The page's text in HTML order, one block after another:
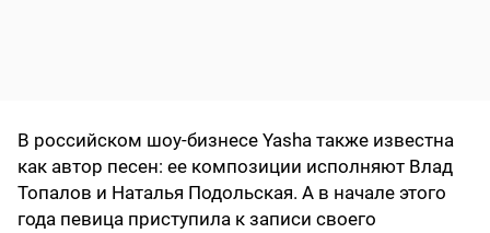
В российском шоу-бизнесе Yasha также известна
как автор песен: ее композиции исполняют Влад
Топалов и Наталья Подольская. А в начале этого
года певица приступила к записи своего